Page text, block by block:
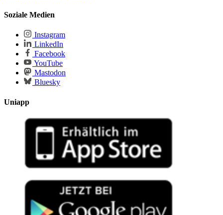
Soziale Medien
Instagram
LinkedIn
Facebook
YouTube
Mastodon
Bluesky
Uniapp